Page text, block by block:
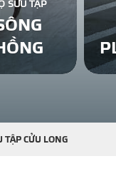
BÊ TÔNG KHÍ
NGÓI LỢP
SƯU TẬP
TẬP CỬU LONG